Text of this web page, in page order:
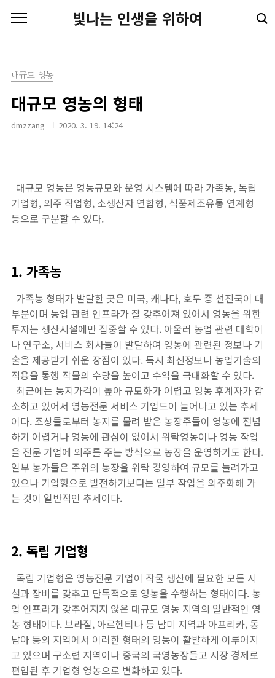
빛나는 인생을 위하여
대규모 영농
대규모 영농의 형태
dmzzang 2020. 3. 19. 14:24
대규모 영농은 영농규모와 운영 시스템에 따라 가족농, 독립
기업형, 외주 작업형, 소생산자 연합형, 식품제조유통 연계형
등으로 구분할 수 있다.
1. 가족농
가족농 형태가 발달한 곳은 미국, 캐나다, 호두 증 선진국이 대
부분이며 농업 관련 인프라가 잘 갖추어져 있어서 영농을 위한
투자는 생산시설에만 집중할 수 있다. 아울러 농업 관련 대학이
나 연구소, 서비스 회사들이 발달하여 영농에 관련된 정보나 기
술을 제공받기 쉬운 장점이 있다. 특시 최신정보나 농업기술의
적용을 통행 작물의 수량을 높이고 수익을 극대화할 수 있다.
최근에는 농지가격이 높아 규모화가 어렵고 영농 후계자가 감
소하고 있어서 영농전문 서비스 기업드이 늘어나고 있는 추세
이다. 조상들로부터 농지를 물려 받은 농장주들이 영농에 전념
하기 어렵거나 영농에 관심이 없어서 위탁영농이나 영농 작업
을 전문 기업에 외주를 주는 방식으로 농장을 운영하기도 한다.
일부 농가들은 주위의 농장을 위탁 경영하여 규모를 늘려가고
있으나 기업형으로 발전하기보다는 일부 작업을 외주화해 가
는 것이 일반적인 추세이다.
2. 독립 기업형
독립 기업형은 영농전문 기업이 작물 생산에 필요한 모든 시
설과 장비를 갖추고 단독적으로 영농을 수행하는 형태이다. 농
업 인프라가 갖추어지지 않은 대규모 영농 지역의 일반적인 영
농 형태이다. 브라질, 아르헨티나 등 남미 지역과 아프리카, 동
남아 등의 지역에서 이러한 형태의 영농이 활발하게 이루어지
고 있으며 구소련 지역이나 중국의 국영농장들고 시장 경제로
편입된 후 기업형 영농으로 변화하고 있다.